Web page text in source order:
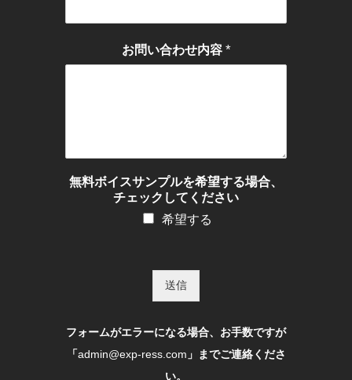
お問い合わせ内容 *
無料ボイスサンプルを希望する場合、
チェックしてください
希望する
送信
フォームがエラーになる場合、お手数ですが
「admin@exp-ress.com 」までご連絡くださ
い。